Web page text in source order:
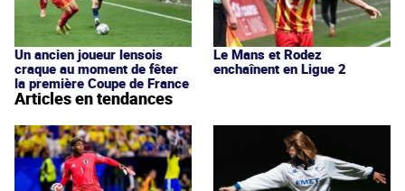
Un ancien joueur lensois
craque au moment de fêter
la première Coupe de France
Le Mans et Rodez
enchaînent en Ligue 2
Articles en tendances